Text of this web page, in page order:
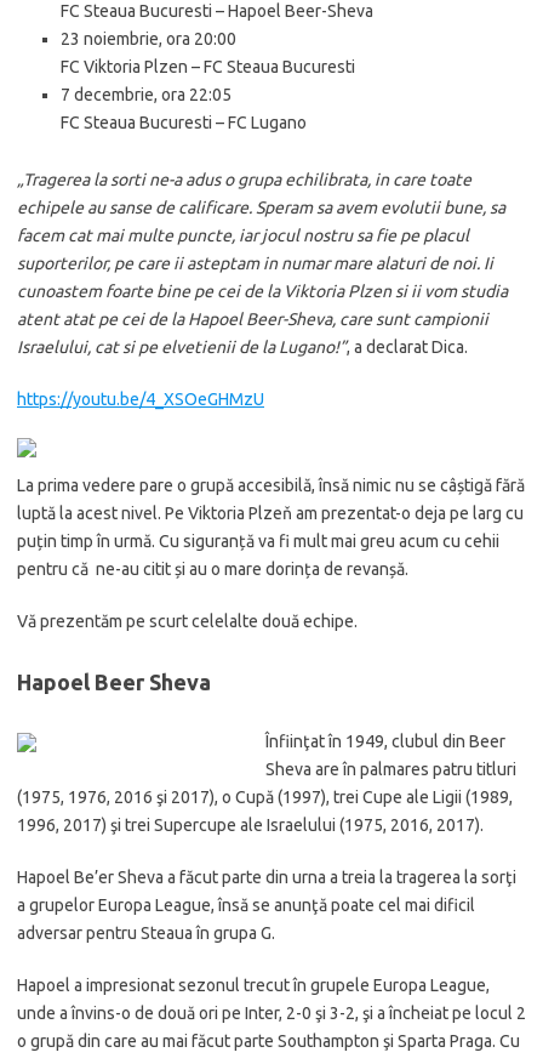
FC Steaua Bucuresti – Hapoel Beer-Sheva
23 noiembrie, ora 20:00
FC Viktoria Plzen – FC Steaua Bucuresti
7 decembrie, ora 22:05
FC Steaua Bucuresti – FC Lugano
„Tragerea la sorti ne-a adus o grupa echilibrata, in care toate
echipele au sanse de calificare. Speram sa avem evolutii bune, sa
facem cat mai multe puncte, iar jocul nostru sa fie pe placul
suporterilor, pe care ii asteptam in numar mare alaturi de noi. Ii
cunoastem foarte bine pe cei de la Viktoria Plzen si ii vom studia
atent atat pe cei de la Hapoel Beer-Sheva, care sunt campionii
Israelului, cat si pe elvetienii de la Lugano!”, a declarat Dica.
https://youtu.be/4_XSOeGHMzU
La prima vedere pare o grupă accesibilă, însă nimic nu se câștigă fără
luptă la acest nivel. Pe Viktoria Plzeň am prezentat-o deja pe larg cu
puțin timp în urmă. Cu siguranță va fi mult mai greu acum cu cehii
pentru că ne-au citit și au o mare dorința de revanșă.
Vă prezentăm pe scurt celelalte două echipe.
Hapoel Beer Sheva
Înfiinţat în 1949, clubul din Beer
Sheva are în palmares patru titluri
(1975, 1976, 2016 şi 2017), o Cupă (1997), trei Cupe ale Ligii (1989,
1996, 2017) şi trei Supercupe ale Israelului (1975, 2016, 2017).
Hapoel Be’er Sheva a făcut parte din urna a treia la tragerea la sorţi
a grupelor Europa League, însă se anunţă poate cel mai dificil
adversar pentru Steaua în grupa G.
Hapoel a impresionat sezonul trecut în grupele Europa League,
unde a învins-o de două ori pe Inter, 2-0 şi 3-2, şi a încheiat pe locul 2
o grupă din care au mai făcut parte Southampton şi Sparta Praga. Cu